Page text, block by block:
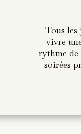
Tous
vivre
rythme de
soirées
Tous
vivre
rythme de
soirées